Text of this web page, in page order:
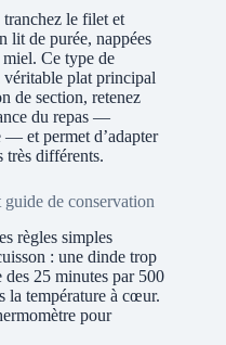
le filet et
lit de purée, nappées
miel. Ce type de
véritable plat principal
de section, retenez
du repas —
— et permet d’adapter
très différents.
guide de conservation
règles simples
: une dinde trop
des 25 minutes par 500
la température à cœur.
pour